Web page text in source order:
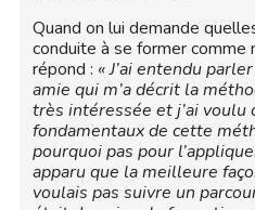
Quand on lui demande
conduite à se former comme
répond : « J’ai entendu
amie qui m’a décrit la
très intéressée et j’ai voulu
fondamentaux de cette
pourquoi pas pour
apparu que la meilleure
voulais pas suivre un